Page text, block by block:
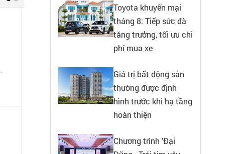
Toyota khuyến mại
tháng 8: Tiếp sức đà
tăng trưởng, tối ưu chi
phí mua xe
Giá trị bất động sản
thường được định
hình trước khi hạ tầng
hoàn thiện
Chương trình 'Đại